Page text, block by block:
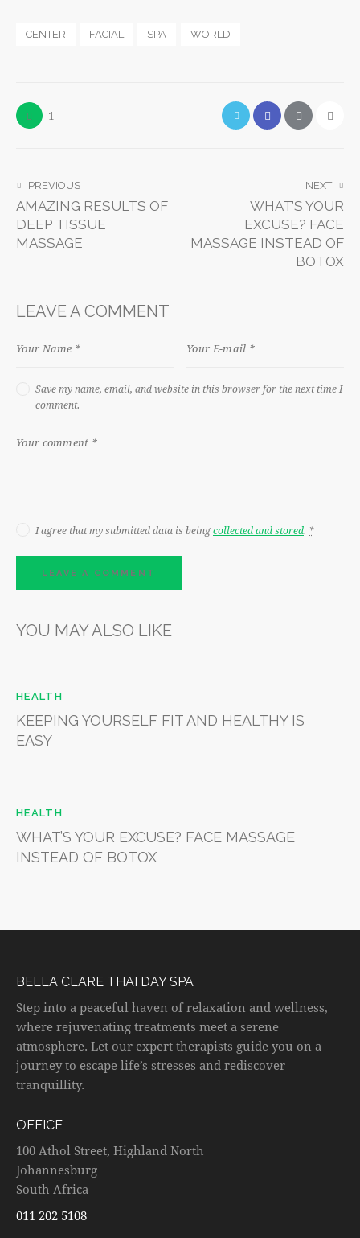
CENTER FACIAL SPA WORLD
1
PREVIOUS
AMAZING RESULTS OF
DEEP TISSUE
MASSAGE
NEXT
WHAT’S YOUR
EXCUSE? FACE
MASSAGE INSTEAD OF
BOTOX
LEAVE A COMMENT
Save my name, email, and website in this browser for the next time I
comment.
I agree that my submitted data is beingcollected and stored. *
YOU MAY ALSO LIKE
HEALTH
KEEPING YOURSELF FIT AND HEALTHY IS
EASY
HEALTH
WHAT’S YOUR EXCUSE? FACE MASSAGE
INSTEAD OF BOTOX
BELLA CLARE THAI DAY SPA
Step into a peaceful haven of relaxation and wellness,
where rejuvenating treatments meet a serene
atmosphere. Let our expert therapists guide you on a
journey to escape life’s stresses and rediscover
tranquillity.
OFFICE
100 Athol Street, Highland North
Johannesburg
South Africa
011 202 5108